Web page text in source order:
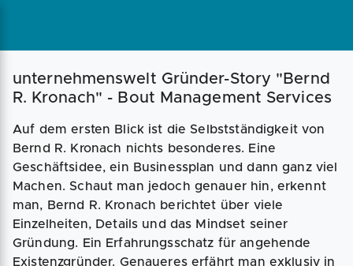
Magazin Businessplan Fördermittel
unternehmenswelt Gründer-Story "Bernd
R. Kronach" - Bout Management Services
Auf dem ersten Blick ist die Selbstständigkeit von
Bernd R. Kronach nichts besonderes. Eine
Geschäftsidee, ein Businessplan und dann ganz viel
Machen. Schaut man jedoch genauer hin, erkennt
man, Bernd R. Kronach berichtet über viele
Einzelheiten, Details und das Mindset seiner
Gründung. Ein Erfahrungsschatz für angehende
Existenzgründer. Genaueres erfährt man exklusiv in